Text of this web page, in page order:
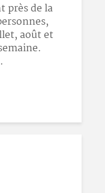
près de la
août et